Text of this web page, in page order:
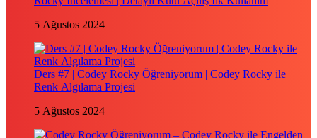
5 Ağustos 2024
Ders #7 | Codey Rocky Öğreniyorum | Codey Rocky ile
Renk Algılama Projesi
5 Ağustos 2024